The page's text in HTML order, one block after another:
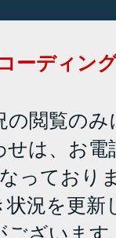
ーディン
の閲覧の
せは、お
っており
状況を更
ございます